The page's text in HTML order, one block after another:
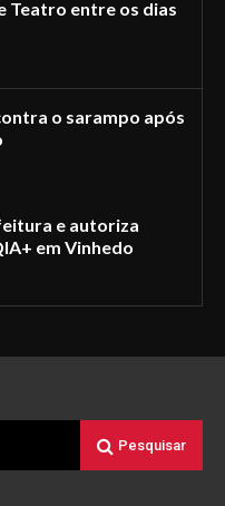
Teatro entre os dias
o sarampo após
e autoriza
em Vinhedo
Pesquisar